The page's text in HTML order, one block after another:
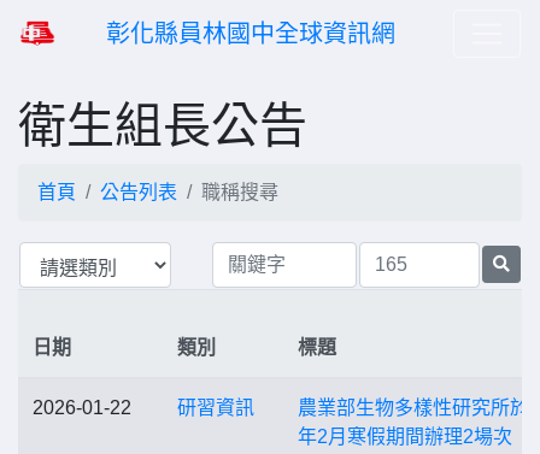
彰化縣員林國中全球資訊網
衛生組長公告
首頁 公告列表 職稱搜尋
日期 類別 標題
2026-01-22 研習資訊
農業部生物多樣性研究所於
年2月寒假期間辦理2場次「